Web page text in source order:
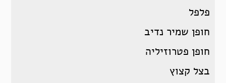
פלפל
חופן שמיר נדיב
חופן פטרוזיליה
בצל קצוץ